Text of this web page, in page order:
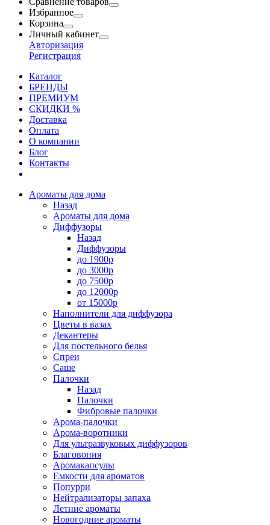
Избранное
Корзина
Личный кабинет
Авторизация
Регистрация
Каталог
БРЕНДЫ
ПРЕМИУМ
СКИДКИ %
Доставка
Оплата
О компании
Блог
Контакты
Ароматы для дома
Назад
Ароматы для дома
Диффузоры
Назад
Диффузоры
до 1900р
до 3000р
до 7500р
до 12000р
от 15000р
Наполнители для диффузора
Цветы в вазах
Декантеры
Для постельного белья
Спреи
Саше
Палочки
Назад
Палочки
Фибровые палочки
Арома-палочки
Арома-воротники
Для ультразвуковых диффузоров
Благовония
Аромакапсулы
Емкости для ароматов
Попурри
Нейтрализаторы запаха
Летние ароматы
Новогодние ароматы